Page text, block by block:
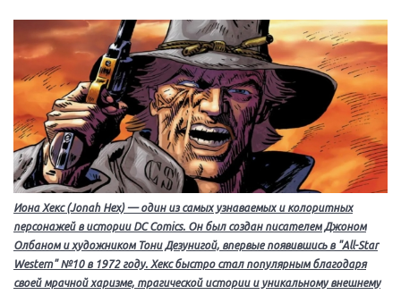
Иона Хекс (Jonah Hex) — один из самых узнаваемых и колоритных
персонажей в истории DC Comics. Он был создан писателем Джоном
Олбаном и художником Тони Дезунигой, впервые появившись в "All-Star
Western" №10 в 1972 году. Хекс быстро стал популярным благодаря
своей мрачной харизме, трагической истории и уникальному внешнему